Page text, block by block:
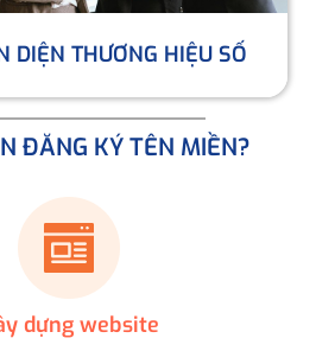
DIỆN THƯƠNG HIỆU SỐ
ĐĂNG KÝ TÊN MIỀN?
dựng website